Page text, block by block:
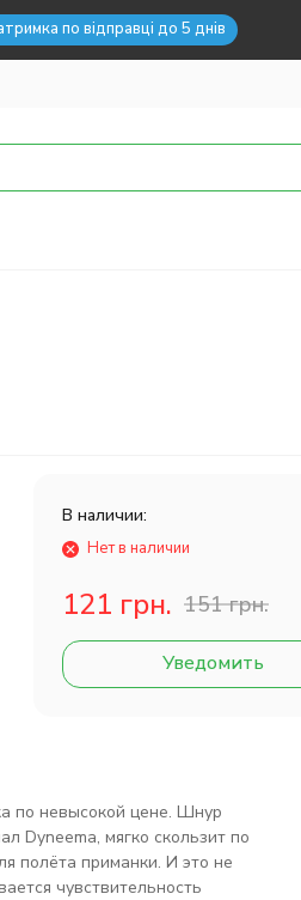
по відправці до 5 днів
В наличии:
Нет в наличии
121 грн. 151 грн.
Уведомить
по невысокой цене. Шнур
Dyneema, мягко скользит по
полёта приманки. И это не
чувствительность